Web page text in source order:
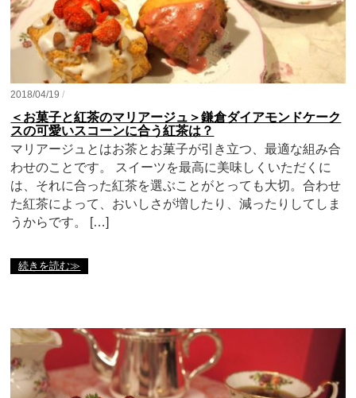
2018/04/19/
＜お菓子と紅茶のマリアージュ＞鎌倉ダイアモンドケーク
スの可愛いスコーンに合う紅茶は？
マリアージュとはお茶とお菓子が引き立つ、最適な組み合
わせのことです。 スイーツを最高に美味しくいただくに
は、それに合った紅茶を選ぶことがとっても大切。合わせ
た紅茶によって、おいしさが増したり、減ったりしてしま
うからです。 […]
続きを読む≫